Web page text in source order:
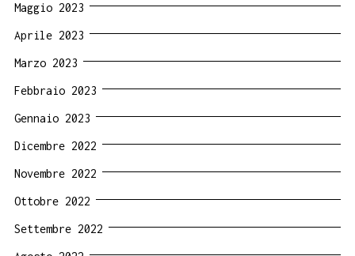
Maggio 2023
Aprile 2023
Marzo 2023
Febbraio 2023
Gennaio 2023
Dicembre 2022
Novembre 2022
Ottobre 2022
Settembre 2022